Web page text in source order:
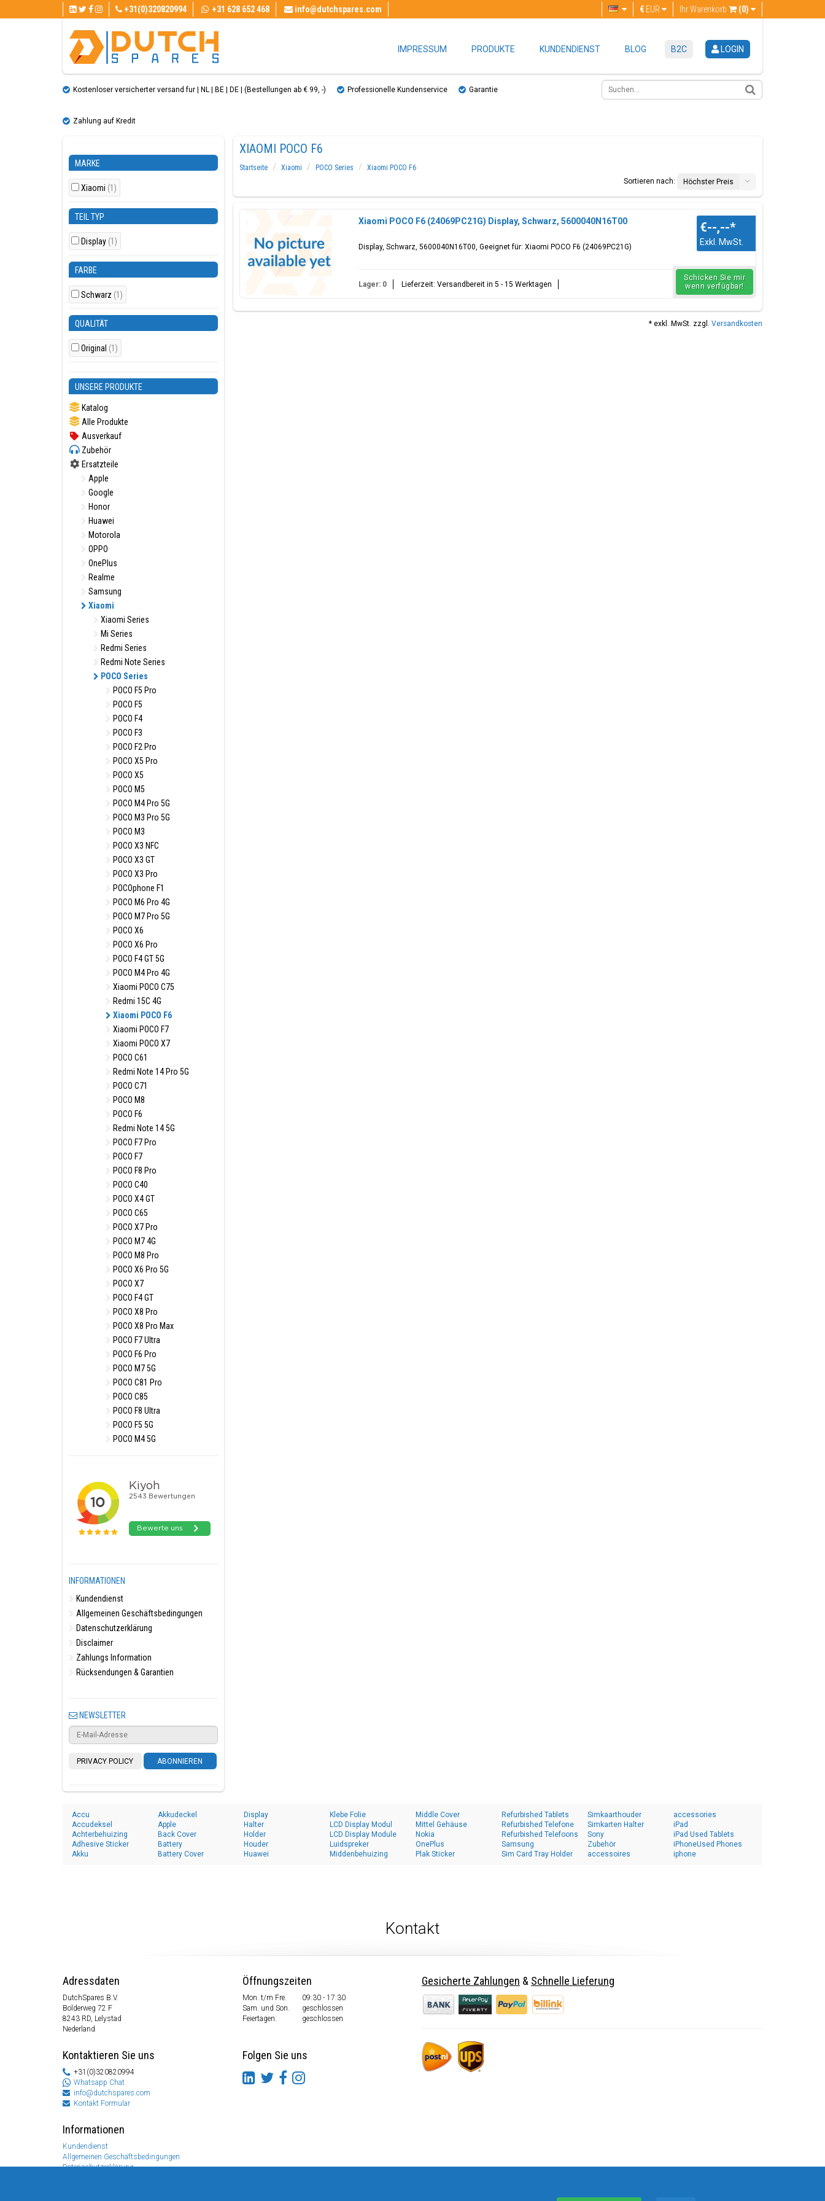
+31(0)320820994 +31 628 652 468 info@dutchspares.com Ihr Warenkorb (0)
€ EUR
IMPRESSUM PRODUKTE KUNDENDIENST BLOG B2C LOGIN
Kostenloser versicherter versand fur | NL | BE | DE | (Bestellungen ab € 99, ​​-) Professionelle Kundenservice Garantie
Zahlung auf Kredit
MARKE
Xiaomi (1)
TEIL TYP
Display (1)
FARBE
Schwarz (1)
QUALITÄT
Original (1)
UNSERE PRODUKTE
Katalog
Alle Produkte
Ausverkauf
Zubehör
Ersatzteile
Apple
Google
Honor
Huawei
Motorola
OPPO
OnePlus
Realme
Samsung
Xiaomi
Xiaomi Series
Mi Series
Redmi Series
Redmi Note Series
POCO Series
POCO F5 Pro
POCO F5
POCO F4
POCO F3
POCO F2 Pro
POCO X5 Pro
POCO X5
POCO M5
POCO M4 Pro 5G
POCO M3 Pro 5G
POCO M3
POCO X3 NFC
POCO X3 GT
POCO X3 Pro
POCOphone F1
POCO M6 Pro 4G
POCO M7 Pro 5G
POCO X6
POCO X6 Pro
POCO F4 GT 5G
POCO M4 Pro 4G
Xiaomi POCO C75
Redmi 15C 4G
Xiaomi POCO F6
Xiaomi POCO F7
Xiaomi POCO X7
POCO C61
Redmi Note 14 Pro 5G
POCO C71
POCO M8
POCO F6
Redmi Note 14 5G
POCO F7 Pro
POCO F7
POCO F8 Pro
POCO C40
POCO X4 GT
POCO C65
POCO X7 Pro
POCO M7 4G
POCO M8 Pro
POCO X6 Pro 5G
POCO X7
POCO F4 GT
POCO X8 Pro
POCO X8 Pro Max
POCO F7 Ultra
POCO F6 Pro
POCO M7 5G
POCO C81 Pro
POCO C85
POCO F8 Ultra
POCO F5 5G
POCO M4 5G
INFORMATIONEN
Kundendienst
Allgemeinen Geschäftsbedingungen
Datenschutzerklärung
Disclaimer
Zahlungs Information
Rücksendungen & Garantien
NEWSLETTER
PRIVACY POLICY ABONNIEREN
XIAOMI POCO F6
Startseite Xiaomi POCO Series
Xiaomi POCO F6
Sortieren nach:
Höchster Preis
Xiaomi POCO F6 (24069PC21G) Display, Schwarz, 5600040N16T00
Display, Schwarz, 5600040N16T00, Geeignet für: Xiaomi POCO F6 (24069PC21G)
€--,--*
Exkl. MwSt.
Lager: 0 Lieferzeit: Versandbereit in 5 - 15 Werktagen
Schicken Sie mir
wenn verfügbar!
* exkl. MwSt. zzgl. Versandkosten
Accu
Accudeksel
Achterbehuizing
Adhesive Sticker
Akku
Akkudeckel
Apple
Back Cover
Battery
Battery Cover
Display
Halter
Holder
Houder
Huawei
Klebe Folie
LCD Display Modul
LCD Display Module
Luidspreker
Middenbehuizing
Middle Cover
Mittel Gehäuse
Nokia
OnePlus
Plak Sticker
Refurbished Tablets
Refurbished Telefone
Refurbished Telefoons
Samsung
Sim Card Tray Holder
Simkaarthouder
Simkarten Halter
Sony
Zubehör
accessoires
accessories
iPad
iPad Used Tablets
iPhoneUsed Phones
iphone
Kontakt
Adressdaten
DutchSpares B.V.
Bolderweg 72 F
8243 RD, Lelystad
Nederland
Kontaktieren Sie uns
+31(0)320820994
Whatsapp Chat
info@dutchspares.com
Kontakt Formular
Informationen
Kundendienst
Allgemeinen Geschäftsbedingungen
Datenschutzerklärung
Öffnungszeiten
Mon. t/m Fre.
09:30 - 17:30
Sam. und Son.
geschlossen
Feiertagen:
geschlossen
Folgen Sie uns
Gesicherte Zahlungen & Schnelle Lieferung